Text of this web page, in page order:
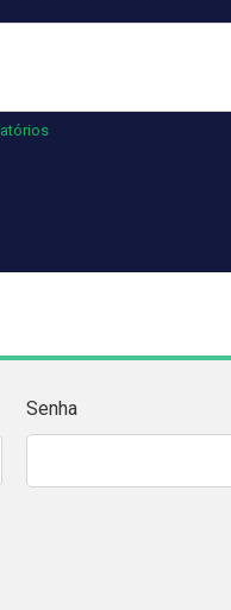
Senha